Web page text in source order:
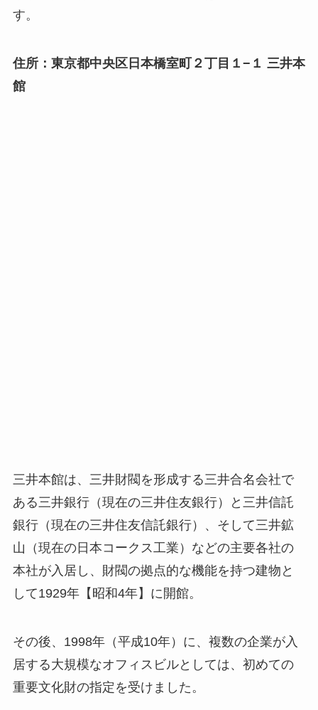
す。
住所：東京都中央区日本橋室町２丁目１−１ 三井本
館
三井本館は、三井財閥を形成する三井合名会社で
ある三井銀行（現在の三井住友銀行）と三井信託
銀行（現在の三井住友信託銀行）、そして三井鉱
山（現在の日本コークス工業）などの主要各社の
本社が入居し、財閥の拠点的な機能を持つ建物と
して1929年【昭和4年】に開館。
その後、1998年（平成10年）に、複数の企業が入
居する大規模なオフィスビルとしては、初めての
重要文化財の指定を受けました。